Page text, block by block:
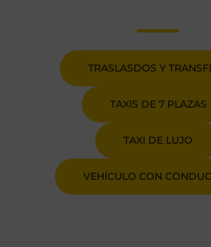
TRASLASDOS Y
TAXIS DE 7 PLAZAS
TAXI DE LUJO
VEHÍCULO CON